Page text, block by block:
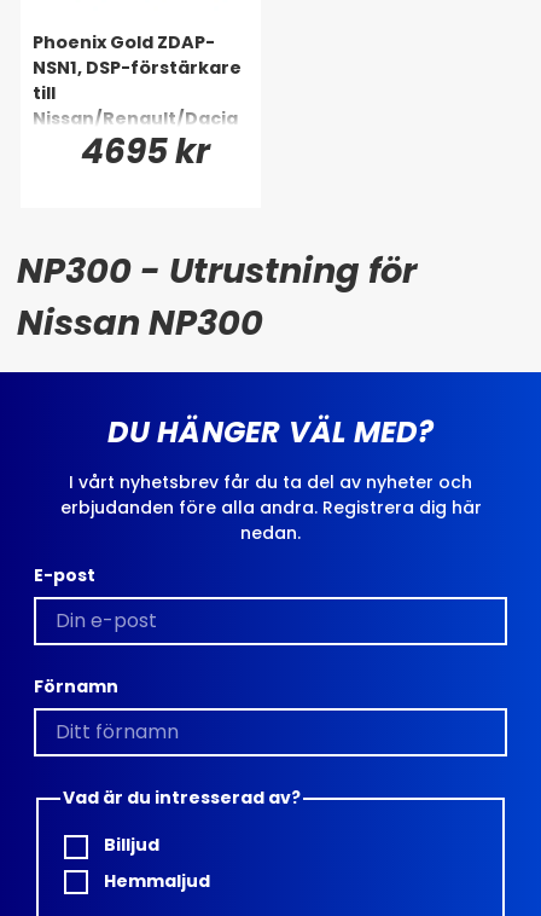
Phoenix Gold ZDAP-
NSN1, DSP-förstärkare
till
Nissan/Renault/Dacia
m.fl. 2004-
4695 kr
NP300 - Utrustning för
Nissan NP300
DU HÄNGER VÄL MED?
I vårt nyhetsbrev får du ta del av nyheter och
erbjudanden före alla andra. Registrera dig här
nedan.
E-post
Förnamn
Vad är du intresserad av?
Billjud
Hemmaljud